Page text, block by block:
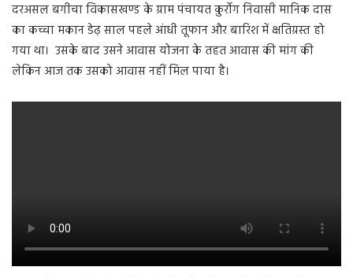
दरअसल बगीचा विकासखण्ड के ग्राम पंचायत क़ुर्रोग निवासी मानिक दास
का कच्चा मकान डेढ़ साल पहले आंधी तूफान और बारिश में क्षतिग्रस्त हो
गया था। उसके बाद उसने आवास योजना के तहत आवास की मांग की
लेकिन आज तक उसको आवास नहीं मिल पाया है।